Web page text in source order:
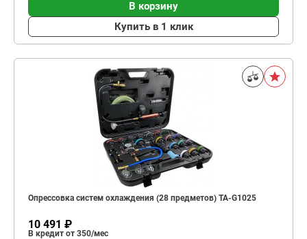
В корзину
Купить в 1 клик
Опрессовка систем охлаждения (28 предметов) TA-G1025
10 491 ₽
В кредит от 350/мес